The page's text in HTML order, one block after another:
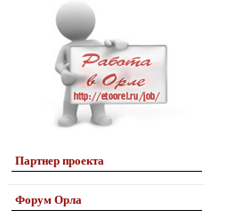
Партнер проекта
Форум Орла